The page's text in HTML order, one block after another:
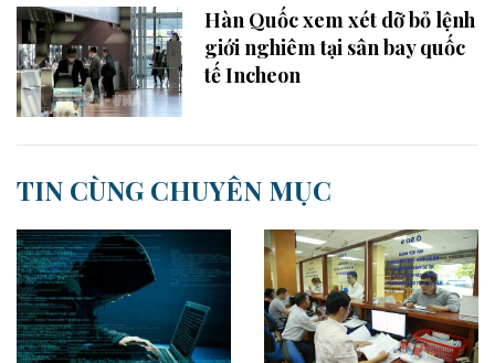
Hàn Quốc xem xét dỡ bỏ lệnh
giới nghiêm tại sân bay quốc
tế Incheon
TIN CÙNG CHUYÊN MỤC